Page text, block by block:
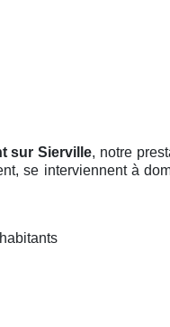
sur Sierville, notre
se interviennent à